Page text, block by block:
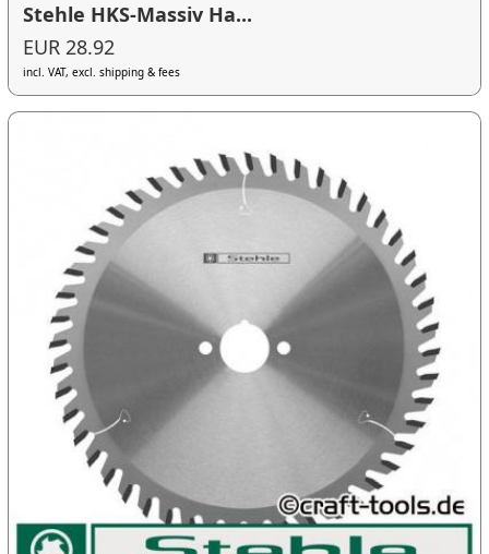
Stehle HKS-Massiv Ha...
EUR 28.92
incl. VAT, excl. shipping & fees